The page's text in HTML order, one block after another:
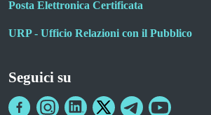
Posta Elettronica Certificata
URP - Ufficio Relazioni con il Pubblico
Seguici su